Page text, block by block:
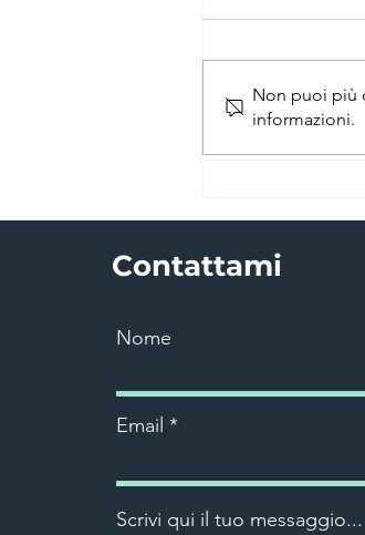
LA DIETA
Non puoi più
informazioni.
Contattami
Nome
Email
Scrivi qui il tuo messaggio...